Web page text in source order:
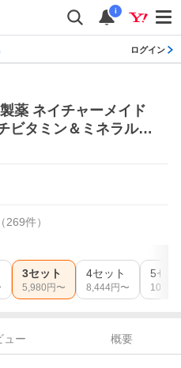
i
ログイン
薬 ネイチャーメイド
ビタミン＆ミネラル 1
（269件）
3セット
5,980 円〜
4セット
8,444円〜
5セッ
10,535
ュー
概要